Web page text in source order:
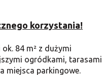
korzystania!
84 m² z dużymi
ogródkami, tarasami
miejsca parkingowe.